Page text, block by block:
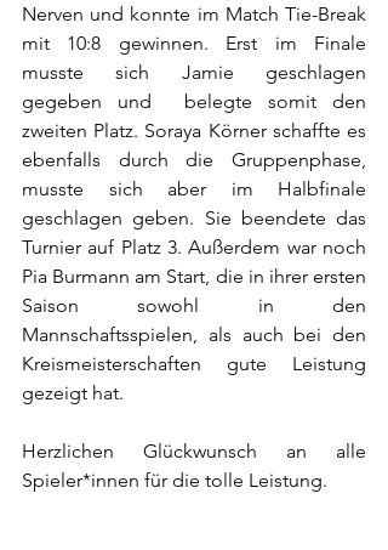
Nerven und konnte im Match Tie-Break
mit 10:8 gewinnen. Erst im Finale
musste sich Jamie geschlagen
gegeben und  belegte somit den
zweiten Platz. Soraya Körner schaffte es
ebenfalls durch die Gruppenphase,
musste sich aber im Halbfinale
geschlagen geben. Sie beendete das
Turnier auf Platz 3. Außerdem war noch
Pia Burmann am Start, die in ihrer ersten
Saison sowohl in den
Mannschaftsspielen, als auch bei den
Kreismeisterschaften gute Leistung
gezeigt hat.
Herzlichen Glückwunsch an alle
Spieler*innen für die tolle Leistung.